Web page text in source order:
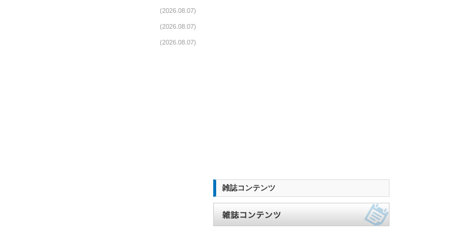
(2026.08.07)
(2026.08.07)
(2026.08.07)
雑誌コンテンツ